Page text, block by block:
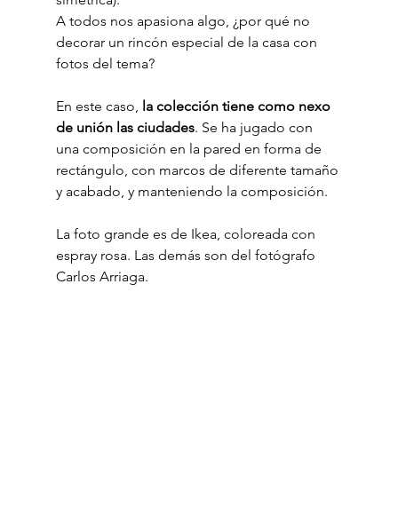
A todos nos apasiona algo, ¿por qué no
decorar un rincón especial de la casa con
fotos del tema?
En este caso, la colección tiene como nexo
de unión las ciudades. Se ha jugado con
una composición en la pared en forma de
rectángulo, con marcos de diferente tamaño
y acabado, y manteniendo la composición.
La foto grande es de Ikea, coloreada con
espray rosa. Las demás son del fotógrafo
Carlos Arriaga.